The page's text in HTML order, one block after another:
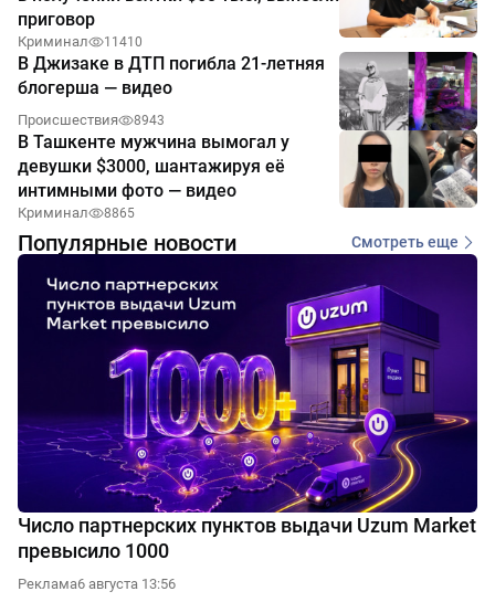
приговор
Криминал 11410
В Джизаке в ДТП погибла 21-летняя
блогерша — видео
Происшествия 8943
В Ташкенте мужчина вымогал у
девушки $3000, шантажируя её
интимными фото — видео
Криминал 8865
Популярные новости Смотреть еще
Число партнерских пунктов выдачи Uzum Market
превысило 1000
Реклама6 августа 13:56